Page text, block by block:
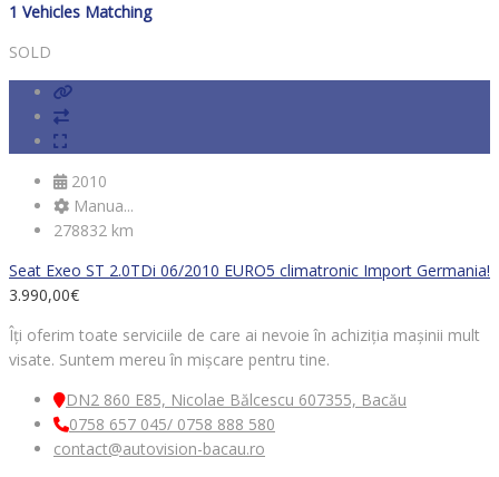
1 Vehicles Matching
SOLD
2010
Manua...
278832 km
Seat Exeo ST 2.0TDi 06/2010 EURO5 climatronic Import Germania!
3.990,00€
Îți oferim toate serviciile de care ai nevoie în achiziția mașinii mult
visate. Suntem mereu în mișcare pentru tine.
DN2 860 E85, Nicolae Bălcescu 607355, Bacău
0758 657 045/ 0758 888 580
contact@autovision-bacau.ro